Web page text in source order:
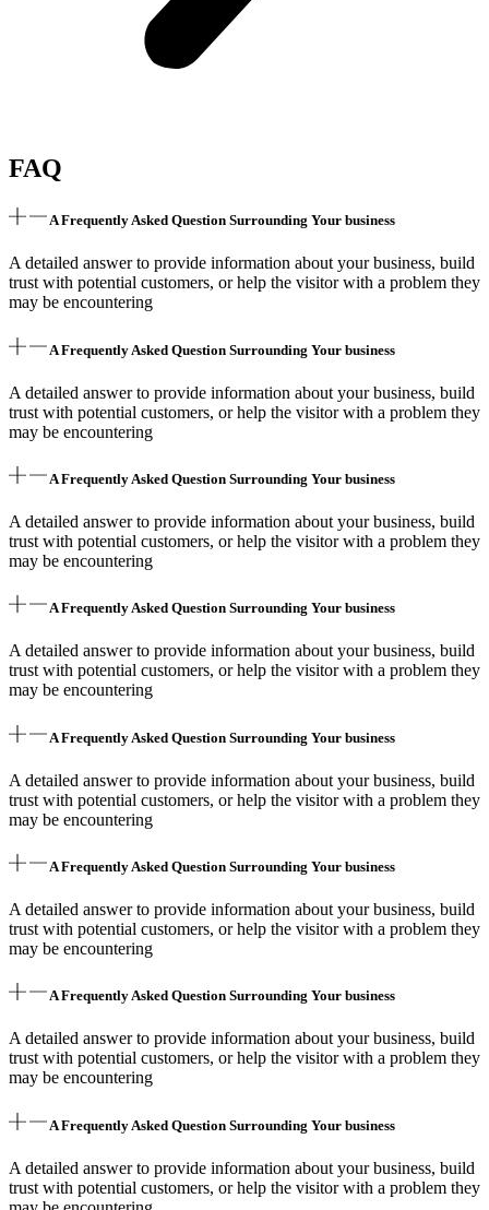
FAQ
A Frequently Asked Question Surrounding Your business
A detailed answer to provide information about your business, build
trust with potential customers, or help the visitor with a problem they
may be encountering
A Frequently Asked Question Surrounding Your business
A detailed answer to provide information about your business, build
trust with potential customers, or help the visitor with a problem they
may be encountering
A Frequently Asked Question Surrounding Your business
A detailed answer to provide information about your business, build
trust with potential customers, or help the visitor with a problem they
may be encountering
A Frequently Asked Question Surrounding Your business
A detailed answer to provide information about your business, build
trust with potential customers, or help the visitor with a problem they
may be encountering
A Frequently Asked Question Surrounding Your business
A detailed answer to provide information about your business, build
trust with potential customers, or help the visitor with a problem they
may be encountering
A Frequently Asked Question Surrounding Your business
A detailed answer to provide information about your business, build
trust with potential customers, or help the visitor with a problem they
may be encountering
A Frequently Asked Question Surrounding Your business
A detailed answer to provide information about your business, build
trust with potential customers, or help the visitor with a problem they
may be encountering
A Frequently Asked Question Surrounding Your business
A detailed answer to provide information about your business, build
trust with potential customers, or help the visitor with a problem they